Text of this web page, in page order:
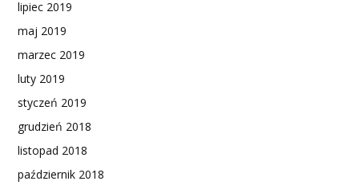
lipiec 2019
maj 2019
marzec 2019
luty 2019
styczeń 2019
grudzień 2018
listopad 2018
październik 2018